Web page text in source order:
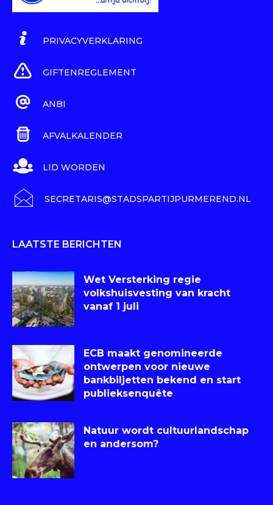
PRIVACYVERKLARING
GIFTENREGLEMENT
ANBI
AFVALKALENDER
LID WORDEN
SECRETARIS@STADSPARTIJPURMEREND.NL
LAATSTE BERICHTEN
Wet Versterking regie
volkshuisvesting van kracht
vanaf 1 juli
ECB maakt genomineerde
ontwerpen voor nieuwe
bankbiljetten bekend en start
publieksenquête
Natuur wordt cultuurlandschap
en andersom?